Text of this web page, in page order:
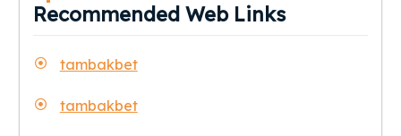
Recommended Web Links
tambakbet
tambakbet